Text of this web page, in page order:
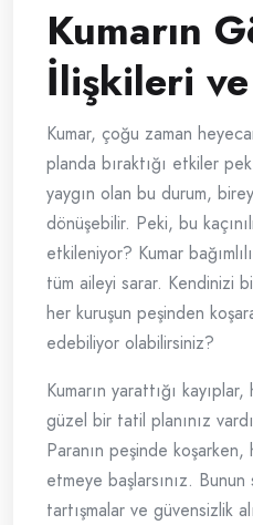
Kumarın
İlişkileri
Kumar, çoğu zaman
planda bıraktığı etkiler
yaygın olan bu durum,
dönüşebilir. Peki, bu
etkileniyor? Kumar
tüm aileyi sarar. Kendinizi
her kuruşun peşinden
edebiliyor olabilirsiniz?
Kumarın yarattığı
güzel bir tatil planınız
Paranın peşinde
etmeye başlarsınız.
tartışmalar ve güvensizlik